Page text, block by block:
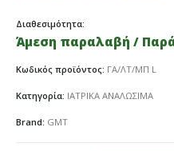
Διαθεσιμότητα:
Άμεση παραλαβή /
Κωδικός προϊόντος: ΓΑ/ΛΤ/ΜΠ L
Κατηγορία: ΙΑΤΡΙΚΑ ΑΝΑΛΩΣΙΜΑ
Brand: GMT